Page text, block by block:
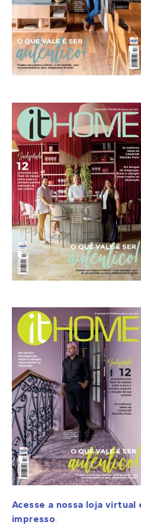
Acesse a nossa loja virtual
impresso.